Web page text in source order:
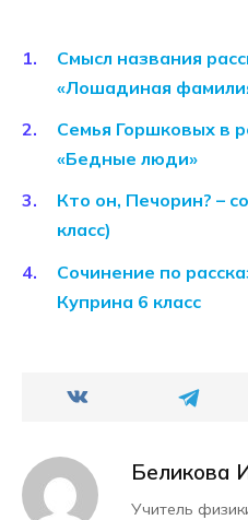
Смысл названия
«Лошадиная
Семья Горшковых в
«Бедные люди»
Кто он, Печорин? –
класс)
Сочинение по
Куприна 6 класс
Беликова
Учитель